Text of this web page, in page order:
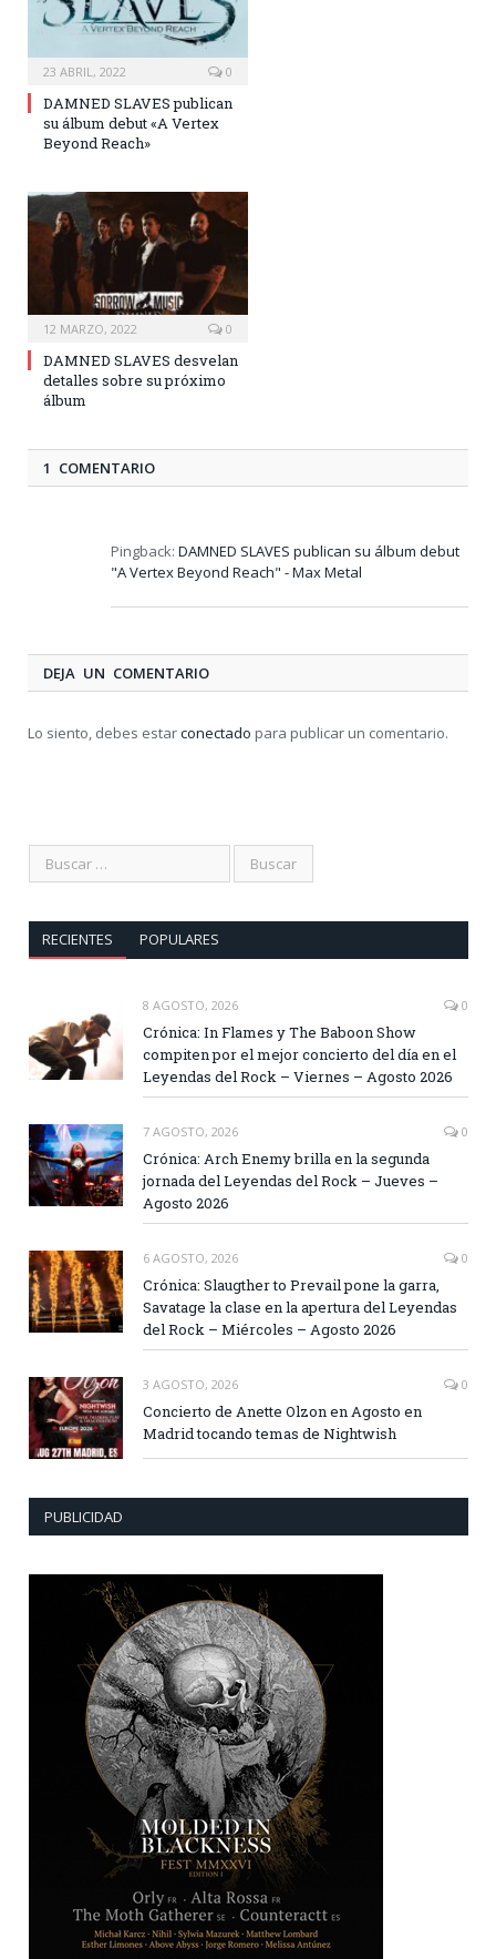
23 ABRIL, 2022 0
DAMNED SLAVES publican
su álbum debut «A Vertex
Beyond Reach»
12 MARZO, 2022 0
DAMNED SLAVES desvelan
detalles sobre su próximo
álbum
1 COMENTARIO
Pingback: DAMNED SLAVES publican su álbum debut
"A Vertex Beyond Reach" - Max Metal
DEJA UN COMENTARIO
Lo siento, debes estarconectado para publicar un comentario.
RECIENTES POPULARES
8 AGOSTO, 2026 0
Crónica: In Flames y The Baboon Show
compiten por el mejor concierto del día en el
Leyendas del Rock – Viernes – Agosto 2026
7 AGOSTO, 2026 0
Crónica: Arch Enemy brilla en la segunda
jornada del Leyendas del Rock – Jueves –
Agosto 2026
6 AGOSTO, 2026 0
Crónica: Slaugther to Prevail pone la garra,
Savatage la clase en la apertura del Leyendas
del Rock – Miércoles – Agosto 2026
3 AGOSTO, 2026 0
Concierto de Anette Olzon en Agosto en
Madrid tocando temas de Nightwish
PUBLICIDAD